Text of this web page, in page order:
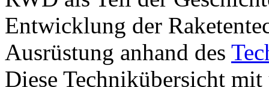
Entwicklung der
Ausrüstung anhand des
Diese Technikübersicht